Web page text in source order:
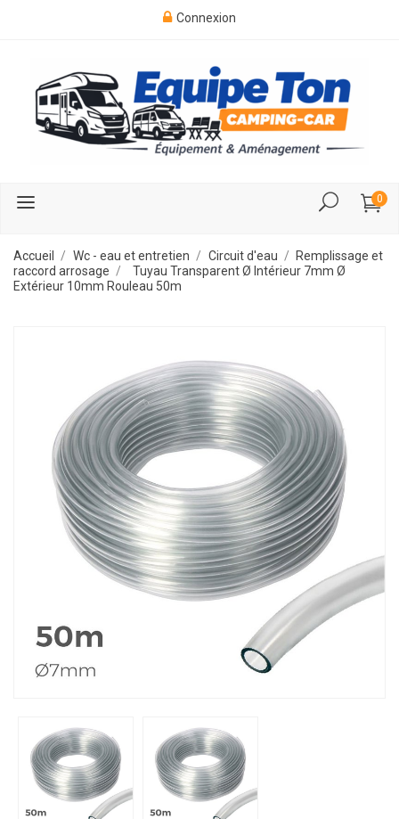
Connexion
0
Accueil Wc - eau et entretien Circuit d'eau
Remplissage et
raccord arrosage
Tuyau Transparent Ø Intérieur 7mm Ø
Extérieur 10mm Rouleau 50m